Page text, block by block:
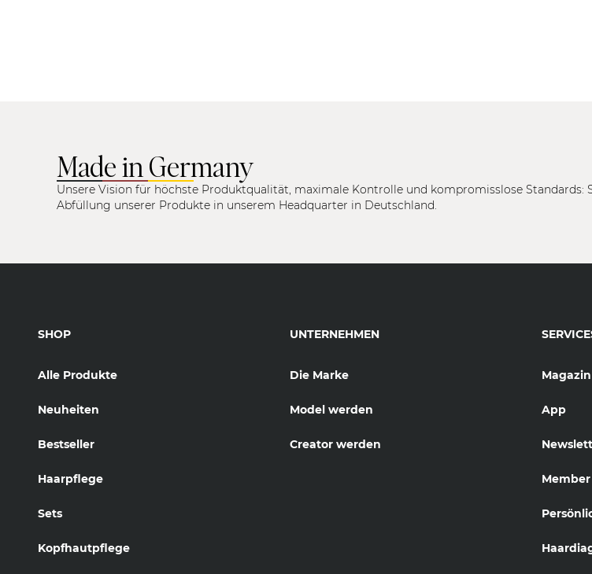
Made in Germany
Unsere Vision für höchste Produktqualität, maximale Kontrolle und kompromisslose
Abfüllung unserer Produkte in unserem Headquarter in Deutschland.
SHOP
Alle Produkte
Neuheiten
Bestseller
Haarpflege
Sets
Kopfhautpflege
UNTERNEHMEN
Die Marke
Model werden
Creator werden
Magazin
App